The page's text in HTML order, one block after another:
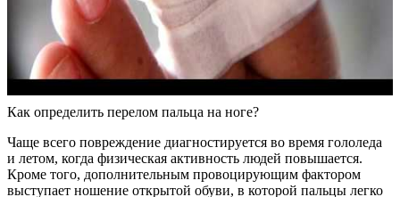
Как определить перелом пальца на ноге?
Чаще всего повреждение диагностируется во время гололеда
и летом, когда физическая активность людей повышается.
Кроме того, дополнительным провоцирующим фактором
выступает ношение открытой обуви, в которой пальцы легко